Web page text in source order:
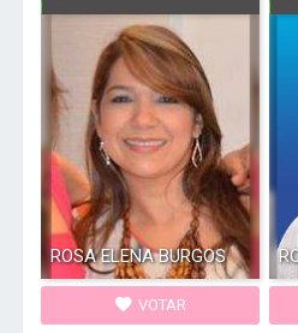
ROSA ELENA BURGOS
VOTAR